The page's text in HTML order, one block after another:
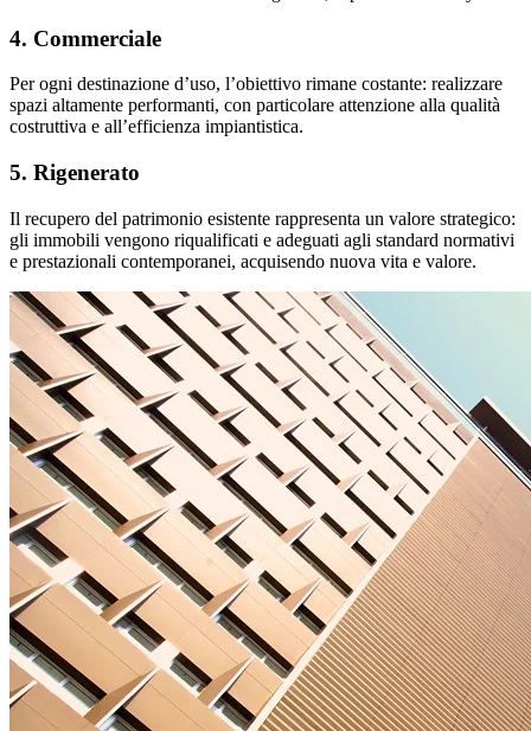
4. Commerciale
Per ogni destinazione d’uso, l’obiettivo rimane costante: realizzare
spazi altamente performanti, con particolare attenzione alla qualità
costruttiva e all’efficienza impiantistica.
5. Rigenerato
Il recupero del patrimonio esistente rappresenta un valore strategico:
gli immobili vengono riqualificati e adeguati agli standard normativi
e prestazionali contemporanei, acquisendo nuova vita e valore.